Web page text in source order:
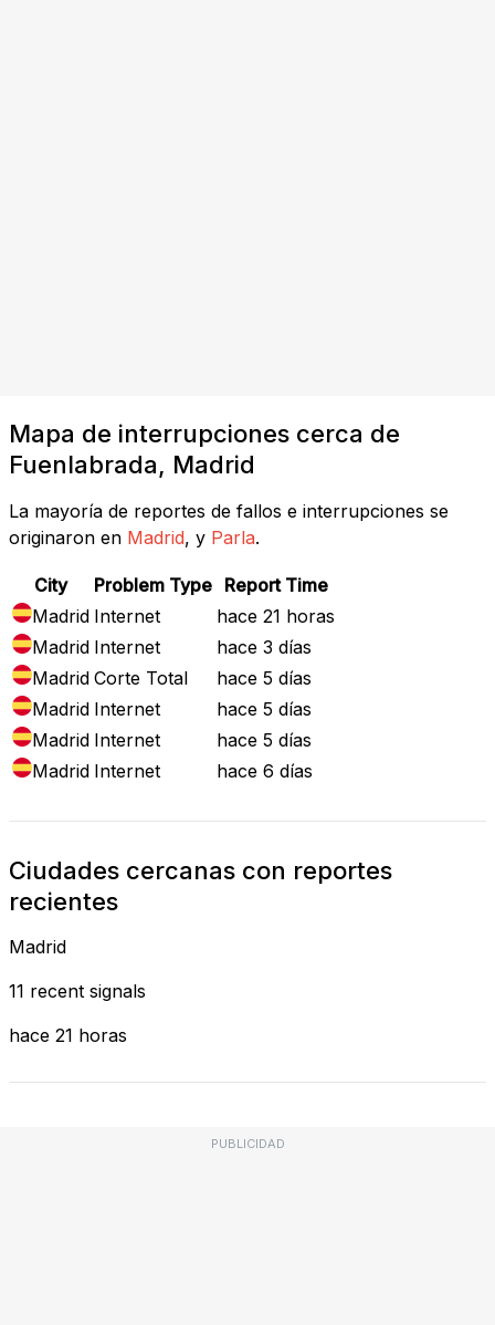
Mapa de interrupciones cerca de
Fuenlabrada, Madrid
La mayoría de reportes de fallos e interrupciones se
originaron en Madrid, y Parla.
City Problem Type Report Time
Madrid Internet
hace 21 horas
Madrid Internet
hace 3 días
Madrid Corte Total
hace 5 días
Madrid Internet
hace 5 días
Madrid Internet
hace 5 días
Madrid Internet hace 6 días
Ciudades cercanas con reportes
recientes
Madrid
11 recent signals
hace 21 horas
PUBLICIDAD